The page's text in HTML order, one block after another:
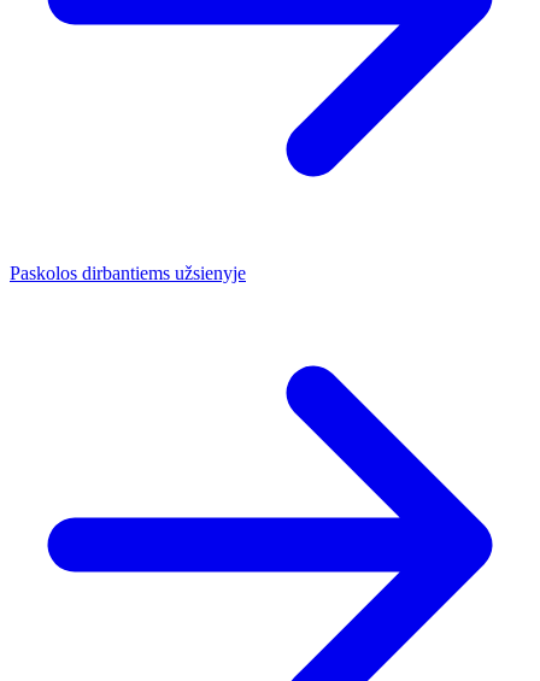
Paskolos dirbantiems užsienyje